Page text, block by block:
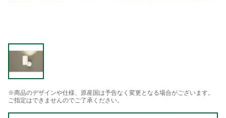
※商品のデザインや仕様、原産国は予告なく変更となる場合がございます。
ご指定はできませんのでご了承ください。